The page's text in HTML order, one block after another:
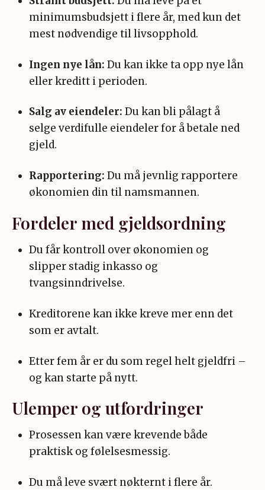
minimumsbudsjett i flere år, med kun det
mest nødvendige til livsopphold.
Ingen nye lån: Du kan ikke ta opp nye lån
eller kreditt i perioden.
Salg av eiendeler: Du kan bli pålagt å
selge verdifulle eiendeler for å betale ned
gjeld.
Rapportering: Du må jevnlig rapportere
økonomien din til namsmannen.
Fordeler med gjeldsordning
Du får kontroll over økonomien og
slipper stadig inkasso og
tvangsinndrivelse.
Kreditorene kan ikke kreve mer enn det
som er avtalt.
Etter fem år er du som regel helt gjeldfri –
og kan starte på nytt.
Ulemper og utfordringer
Prosessen kan være krevende både
praktisk og følelsesmessig.
Du må leve svært nøkternt i flere år.